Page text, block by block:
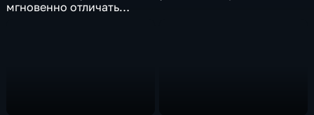
мгновенно отличать